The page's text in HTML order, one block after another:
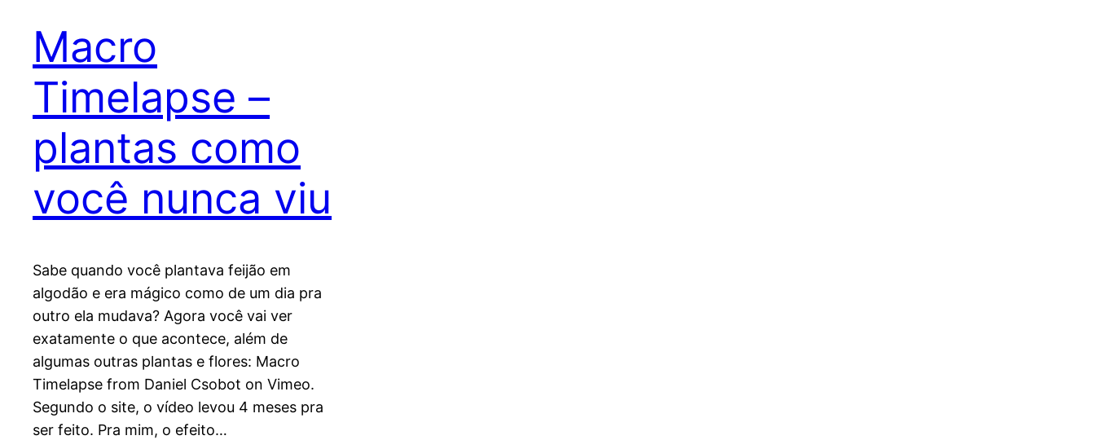
Macro
Timelapse –
plantas como
você nunca viu
Sabe quando você plantava feijão em
algodão e era mágico como de um dia pra
outro ela mudava? Agora você vai ver
exatamente o que acontece, além de
algumas outras plantas e flores: Macro
Timelapse from Daniel Csobot on Vimeo.
Segundo o site, o vídeo levou 4 meses pra
ser feito. Pra mim, o efeito…